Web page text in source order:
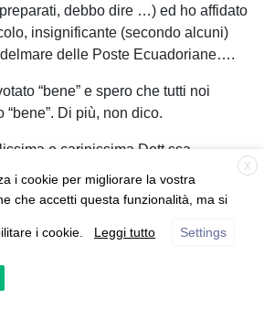
debbo dire …) ed ho affidato
insignificante (secondo alcuni)
delle Poste Ecuadoriane….
“bene” e spero che tutti noi
“bene”. Di più, non dico.
e carinissima Dott.ssa
chiarito il dubbio; aggiungo che
in nessun modo simile alla busta
“Che farà Lei per garantire il
dei cittadini Italia all’ estero, siano
X
i cookie per migliorare la vostra
che accetti questa funzionalità, ma si
i cookie. Leggi tutto Settings